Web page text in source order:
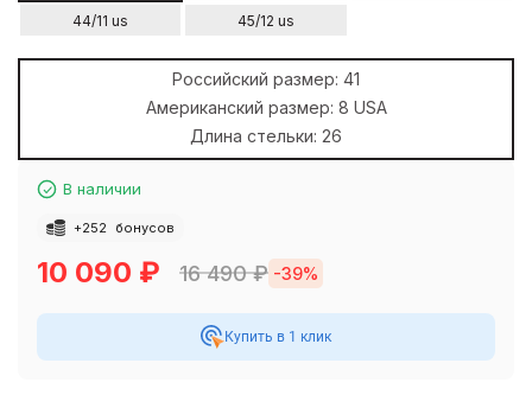
44/11 us
45/12 us
Российский размер: 41
Американский размер: 8 USA
Длина стельки: 26
В наличии
+252 бонусов
10 090 ₽ 16 490₽ -39%
Купить в 1 клик